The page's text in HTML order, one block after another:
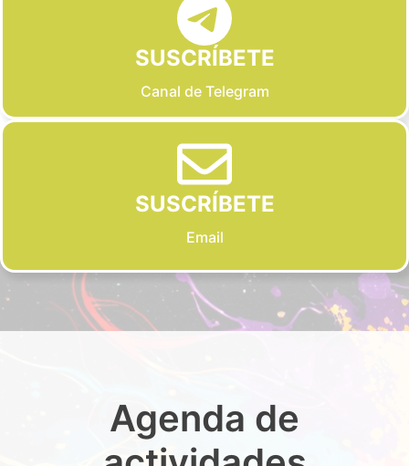
SUSCRÍBETE
Canal de Telegram
SUSCRÍBETE
Email
Agenda de